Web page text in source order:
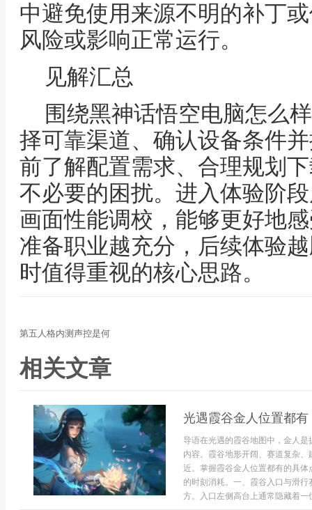
中避免使用来源不明的补丁
风险或影响正常运行。
见解汇总
围绕黑神话悟空电脑怎么
择可靠渠道、确认设备条件
前了解配置需求、合理规划
不必要的困扰。进入体验阶
画面性能调校，能够更好地
准备职业越充分，后续体验
时值得重视的核心思路。
第五人格内测声控是何
相关文章
光遇霞谷金人位置都有
导语在光遇的霞谷地图中，金人
内容。霞谷地形开阔、赛道复杂
近。掌握霞谷金人位置都有的具
的时刻消耗。一、霞谷入口与滑
方。入口左侧高台上通常隐藏着一